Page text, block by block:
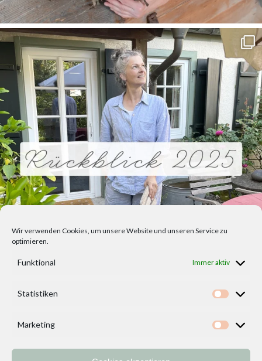
Wir verwenden Cookies, um unsere Website und unseren Service zu
optimieren.
Funktional Immer aktiv
Statistiken
Marketing